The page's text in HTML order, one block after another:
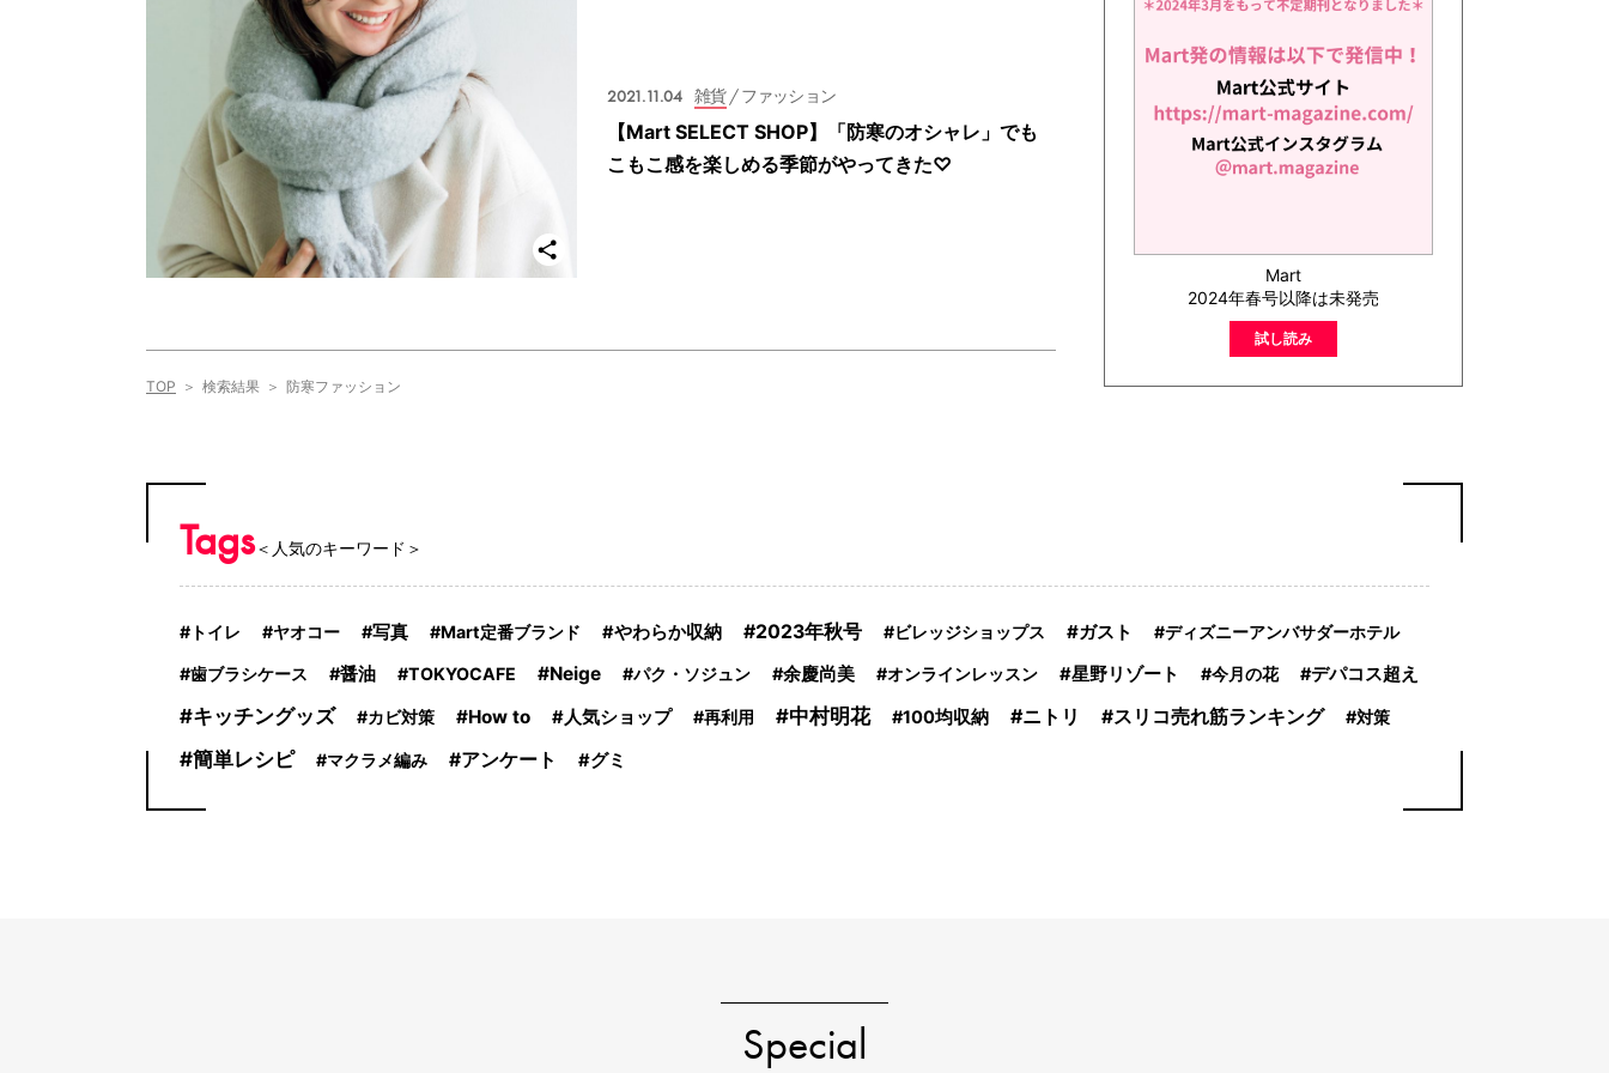
2021.11.04 雑貨/ ファッション
【Mart SELECT SHOP】「防寒のオシャレ」でも
こもこ感を楽しめる季節がやってきた♡
TOP 検索結果 防寒ファッション
Mart
2024年春号以降は未発売
試し読み
Tags＜人気のキーワード＞
トイレ ヤオコー 写真 Mart定番ブランド やわらか収納 2023年秋号 ビレッジショップス ガスト ディズニーアンバサダーホテル
歯ブラシケース 醤油 TOKYOCAFE Neige パク・ソジュン 余慶尚美 オンラインレッスン 星野リゾート 今月の花 デパコス超え
キッチングッズ カビ対策 How to 人気ショップ 再利用 中村明花 100均収納 ニトリ スリコ売れ筋ランキング 対策
簡単レシピ マクラメ編み アンケート グミ
Special